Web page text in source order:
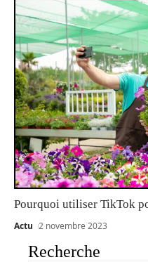
Pourquoi utiliser TikTok
Actu 2 novembre 2023
Recherche